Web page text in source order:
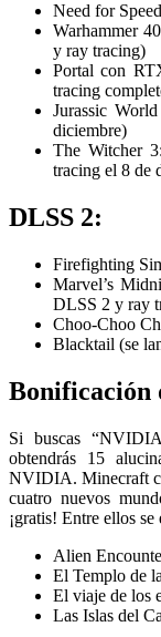
Need for
Warhammer
y ray tracing)
Portal con
tracing
Jurassic
diciembre)
The Witcher
tracing el 8 de
DLSS 2:
Firefighting
Marvel’s
DLSS 2 y ray
Choo-Choo
Blacktail (se
Bonificación
Si buscas
obtendrás 15
NVIDIA. Minecraft
cuatro nuevos
¡gratis! Entre ellos se
Alien
El Templo de
El viaje de los
Las Islas del